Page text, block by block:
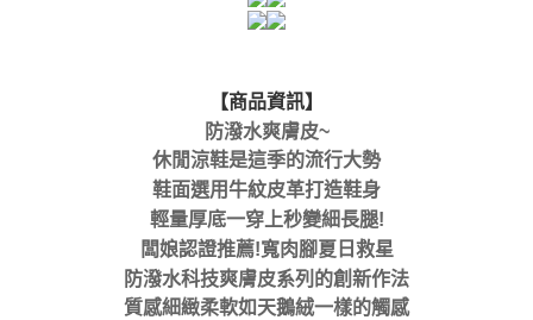
【商品資訊】
防潑水爽膚皮~
休閒涼鞋是這季的流行大勢
鞋面選用牛紋皮革打造鞋身
輕量厚底一穿上秒變細長腿!
闆娘認證推薦!寬肉腳夏日救星
防潑水科技爽膚皮系列的創新作法
質感細緻柔軟如天鵝絨一樣的觸感